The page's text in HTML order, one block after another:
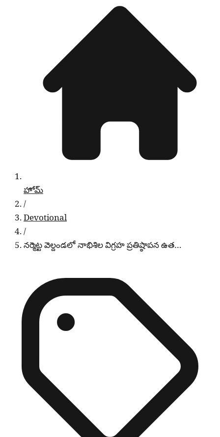
హోమ్
/
Devotional
/
నర్మెట్ట వెల్దండలో నాభిశిల విగ్రహ ప్రతిష్ఠాపన ఉత…